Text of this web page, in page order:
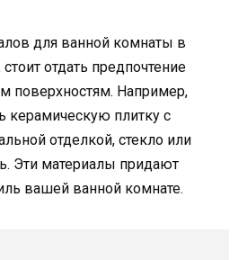
для ванной комнаты в
отдать предпочтение
поверхностям. Например,
керамическую плитку с
отделкой, стекло или
Эти материалы придают
вашей ванной комнате.